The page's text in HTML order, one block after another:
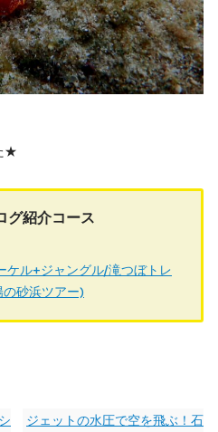
★
グ紹介コース
ケル+ジャングル/滝つぼトレ
砂浜ツアー)
ジェットの水圧で空を飛ぶ！石